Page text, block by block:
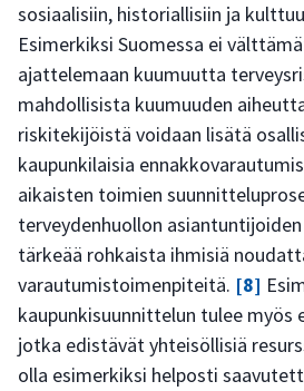
sosiaalisiin, historiallisiin ja
Esimerkiksi Suomessa ei
ajattelemaan kuumuutta
mahdollisista kuumuuden
riskitekijöistä voidaan lisätä
kaupunkilaisia
aikaisten toimien
terveydenhuollon asiantuntijoiden
tärkeää rohkaista ihmisiä
varautumistoimenpiteitä. [8]
kaupunkisuunnittelun tulee myös
jotka edistävät yhteisöllisiä
olla esimerkiksi helposti